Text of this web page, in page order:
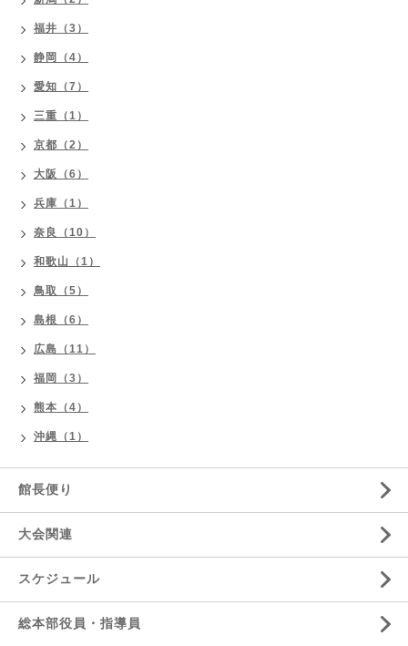
福井（3）
静岡（4）
愛知（7）
三重（1）
京都（2）
大阪（6）
兵庫（1）
奈良（10）
和歌山（1）
鳥取（5）
島根（6）
広島（11）
福岡（3）
熊本（4）
沖縄（1）
館長便り
大会関連
スケジュール
総本部役員・指導員